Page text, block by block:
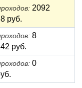
2092
руб.
8
руб.
0